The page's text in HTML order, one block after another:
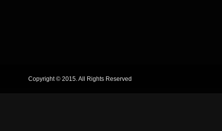
Copyright © 2015. All Rights Reserved